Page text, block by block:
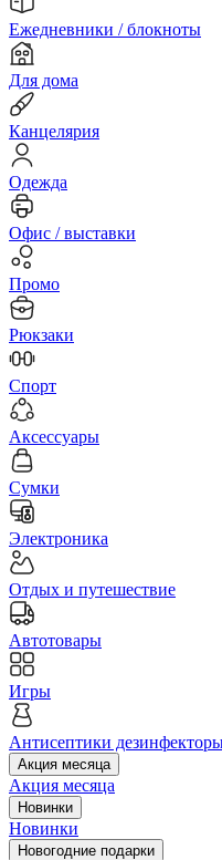
Ежедневники / блокноты
Для дома
Канцелярия
Одежда
Офис / выставки
Промо
Рюкзаки
Спорт
Аксессуары
Сумки
Электроника
Отдых и путешествие
Автотовары
Игры
Антисептики
Акция месяца
Акция месяца
Новинки
Новинки
Новогодние подарки